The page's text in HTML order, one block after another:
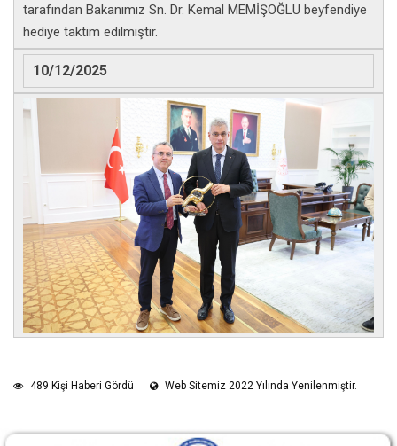
tarafından Bakanımız Sn. Dr. Kemal MEMİŞOĞLU beyfendiye
hediye taktim edilmiştir.
10/12/2025
489 Kişi Haberi Gördü Web Sitemiz 2022 Yılında Yenilenmiştir.